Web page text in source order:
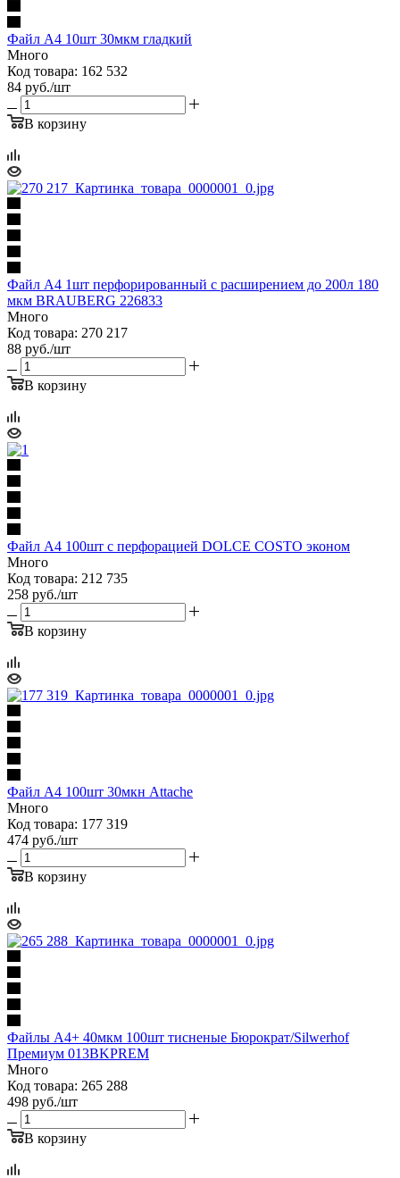
Файл А4 10шт 30мкм гладкий
Много
Код товара: 162 532
84 руб./шт
В корзину
Файл А4 1шт перфорированный с расширением до 200л 180
мкм BRAUBERG 226833
Много
Код товара: 270 217
88 руб./шт
В корзину
Файл А4 100шт с перфорацией DOLCE COSTO эконом
Много
Код товара: 212 735
258 руб./шт
В корзину
Файл А4 100шт 30мкн Attache
Много
Код товара: 177 319
474 руб./шт
В корзину
Файлы А4+ 40мкм 100шт тисненые Бюрократ/Silwerhof
Премиум 013BKPREM
Много
Код товара: 265 288
498 руб./шт
В корзину